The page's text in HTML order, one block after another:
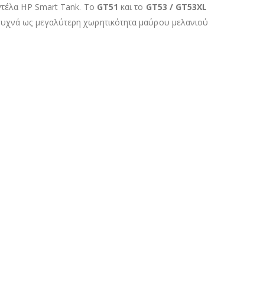
HP Smart Tank. Το GT51 και το GT53 / GT53XL
ως μεγαλύτερη χωρητικότητα μαύρου μελανιού